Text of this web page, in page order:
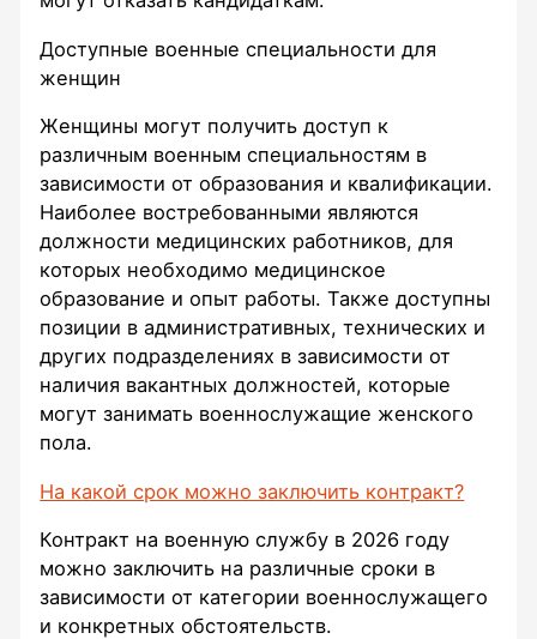
Доступные военные специальности для
женщин
Женщины могут получить доступ к
различным военным специальностям в
зависимости от образования и квалификации.
Наиболее востребованными являются
должности медицинских работников, для
которых необходимо медицинское
образование и опыт работы. Также доступны
позиции в административных, технических и
других подразделениях в зависимости от
наличия вакантных должностей, которые
могут занимать военнослужащие женского
пола.
На какой срок можно заключить контракт?
Контракт на военную службу в 2026 году
можно заключить на различные сроки в
зависимости от категории военнослужащего
и конкретных обстоятельств.